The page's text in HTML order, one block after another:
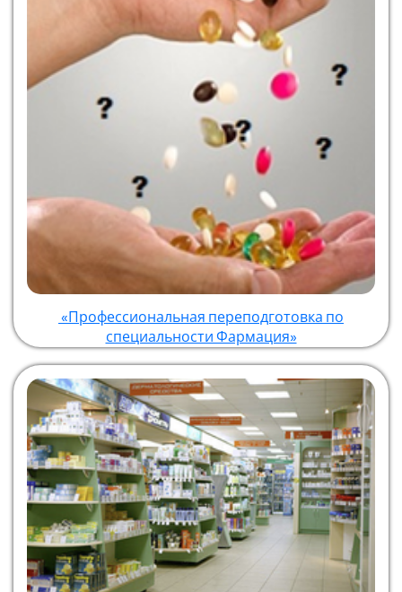
«Профессиональная переподготовка по
специальности Фармация»